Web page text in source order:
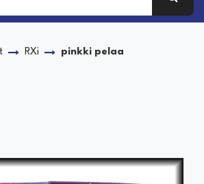
RXi pinkki pelaa